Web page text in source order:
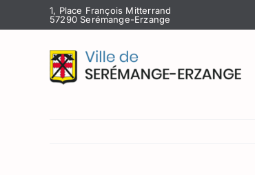
au
1, Place François Mitterrand
57290 Serémange-Erzange